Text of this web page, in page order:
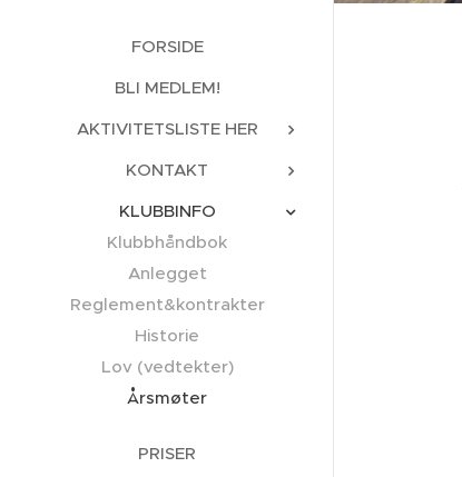
FORSIDE
BLI MEDLEM!
AKTIVITETSLISTE HER
KONTAKT
KLUBBINFO
Klubbhåndbok
Anlegget
Reglement&kontrakter
Historie
Lov (vedtekter)
Årsmøter
PRISER